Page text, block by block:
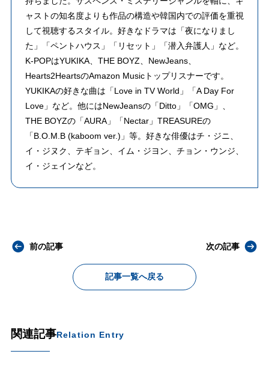
ャストの知名度よりも作品の構造や韓国内での評価を重視
して視聴するスタイル。好きなドラマは「夜になりまし
た」「ペントハウス」「リセット」「潜入弁護人」など。
K-POPはYUKIKA、THE BOYZ、NewJeans、
Hearts2HeartsのAmazon Musicトップリスナーです。
YUKIKAの好きな曲は「Love in TV World」「A Day For
Love」など。他にはNewJeansの「Ditto」「OMG」、
THE BOYZの「AURA」「Nectar」TREASUREの
「B.O.M.B (kaboom ver.)」等。好きな俳優はチ・ジニ、
イ・ジヌク、テギョン、イム・ジヨン、チョン・ウンジ、
イ・ジェインなど。
前の記事
記事一覧へ戻る
次の記事
関連記事Relation Entry